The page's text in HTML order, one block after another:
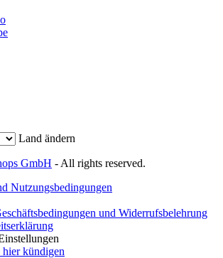
Land ändern
GmbH - All rights reserved.
Nutzungsbedingungen
und Widerrufsbelehrung
kündigen